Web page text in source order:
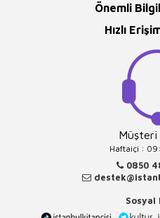
Önemli
Hızlı
Müşteri
Haftaiçi :
0850
Sosyal